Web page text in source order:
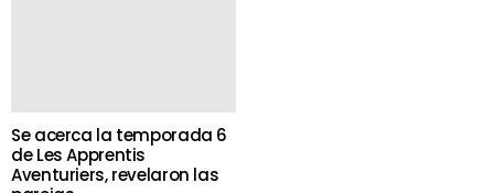
Se acerca la temporada 6
de Les Apprentis
Aventuriers, revelaron las